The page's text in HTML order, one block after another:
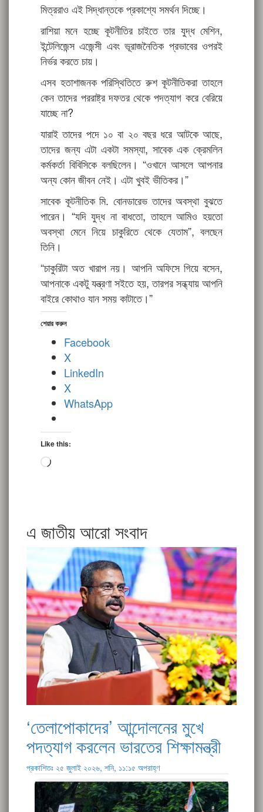
মিত্ররাও এই সিদ্ধান্তকে প্রকাশ্যে সমর্থন দিচ্ছে।
রাশিয়া মনে হচ্ছে কূটনীতির চাইতে তার যুদ্ধ মেশিন,
ইন্টেলিজেন্স এজেন্সী এবং ভূরাজনৈতিক প্রভাবের ওপরই
নির্ভর করতে চায়।
এসব হতাশাজনক পরিস্থিতিতে রুশ কূটনীতিকরা তাহলে
কেন তাদের পররাষ্ট্র দফতর থেকে পদত্যাগ করে বেরিয়ে
যাচ্ছে না?
যারাই তাদের পদে ১০ বা ২০ বছর ধরে আটকে আছে,
তাদের জন্য এটা একটা সমস্যা, সাবেক এক ক্রেমলিন
কর্মকর্তা বিবিসিকে বলছিলেন। “ওখানে আসলে আপনার
অন্য কোন জীবন নেই। এটা খুবই ভীতিকর।”
সাবেক কূটনীতিক মি. বোনডারেভ তাদের অবস্থা বুঝতে
পারেন। “যদি যুদ্ধ না বাধতো, তাহলে আমিও হয়তো
অবস্থা মেনে নিয়ে চাকুরিতে থেকে যেতাম”, বলছেন
তিনি।
“চাকুরিটা অত খারাপ নয়। আপনি অফিসে গিয়ে বসেন,
আপনাকে একটু যন্ত্রণা সইতে হয়, তারপর সন্ধ্যায় আপনি
বাইরে কোথাও যান সময় কাটাতে।”
শেয়ার করুন
Facebook
X
LinkedIn
X
WhatsApp
Like this:
Loading…
এ জাতীয় আরো সংবাদ
‘তেলাপোকাদের’ আন্দোলনের মুখে
পদত্যাগ করলেন ভারতের শিক্ষামন্ত্রী
প্রকাশিতঃ ২৫ জুলাই ২০২৬, শনি, ১১:১৫ অপরাহ্ণ